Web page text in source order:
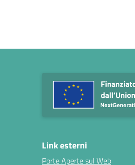
Link esterni
Porte Aperte sul Web